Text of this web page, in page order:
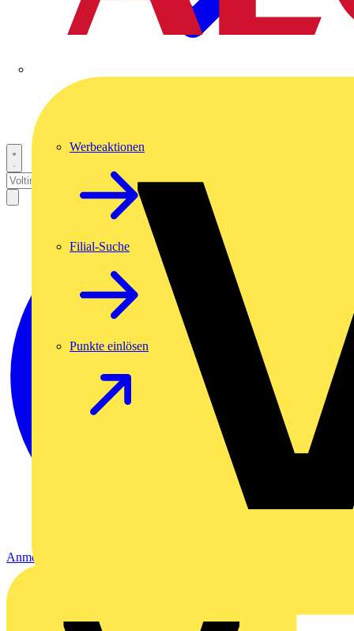
Werbeaktionen
Filial-Suche
Punkte einlösen
Anmelden